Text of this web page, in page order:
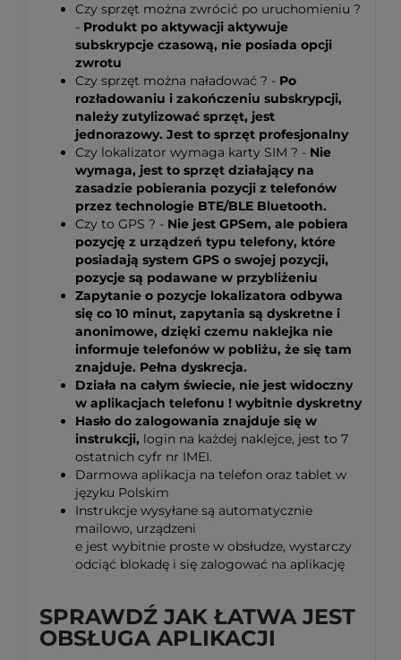
Czy sprzęt można zwrócić po uruchomieniu ?
- Produkt po aktywacji aktywuje
subskrypcje czasową, nie posiada opcji
zwrotu
Czy sprzęt można naładować ? - Po
rozładowaniu i zakończeniu subskrypcji,
należy zutylizować sprzęt, jest
jednorazowy. Jest to sprzęt profesjonalny
Czy lokalizator wymaga karty SIM ? - Nie
wymaga, jest to sprzęt działający na
zasadzie pobierania pozycji z telefonów
przez technologie BTE/BLE Bluetooth.
Czy to GPS ? - Nie jest GPSem, ale pobiera
pozycję z urządzeń typu telefony, które
posiadają system GPS o swojej pozycji,
pozycje są podawane w przybliżeniu
Zapytanie o pozycje lokalizatora odbywa
się co 10 minut, zapytania są dyskretne i
anonimowe, dzięki czemu naklejka nie
informuje telefonów w pobliżu, że się tam
znajduje. Pełna dyskrecja.
Działa na całym świecie, nie jest widoczny
w aplikacjach telefonu ! wybitnie dyskretny
Hasło do zalogowania znajduje się w
instrukcji, login na każdej naklejce, jest to 7
ostatnich cyfr nr IMEI.
Darmowa aplikacja na telefon oraz tablet w
języku Polskim
Instrukcje wysyłane są automatycznie
mailowo, urządzeni
e jest wybitnie proste w obsłudze, wystarczy
odciąć blokadę i się zalogować na aplikację
SPRAWDŹ JAK ŁATWA JEST
OBSŁUGA APLIKACJI